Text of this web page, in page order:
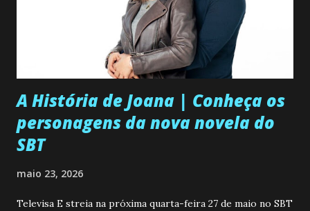
A História de Joana | Conheça os
personagens da nova novela do
SBT
maio 23, 2026
Televisa E streia na próxima quarta-feira 27 de maio no SBT